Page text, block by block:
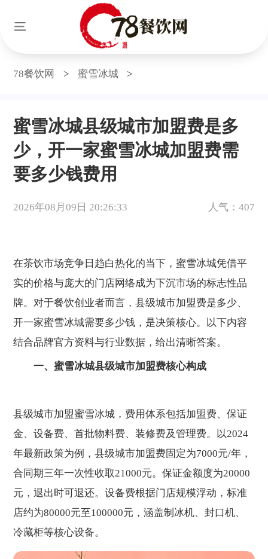
78餐饮网 > 蜜雪冰城 >
蜜雪冰城县级城市加盟费是多
少，开一家蜜雪冰城加盟费需
要多少钱费用
2026年08月09日 20:26:33 人气：407
在茶饮市场竞争日趋白热化的当下，蜜雪冰城凭借平
实的价格与庞大的门店网络成为下沉市场的标志性品
牌。对于餐饮创业者而言，县级城市加盟费是多少、
开一家蜜雪冰城需要多少钱，是决策核心。以下内容
结合品牌官方资料与行业数据，给出清晰答案。
一、蜜雪冰城县级城市加盟费核心构成
县级城市加盟蜜雪冰城，费用体系包括加盟费、保证
金、设备费、首批物料费、装修费及管理费。以2024
年最新政策为例，县级城市加盟费固定为7000元/年，
合同期三年一次性收取21000元。保证金额度为20000
元，退出时可退还。设备费根据门店规模浮动，标准
店约为80000元至100000元，涵盖制冰机、封口机、
冷藏柜等核心设备。